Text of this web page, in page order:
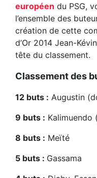
européen du PSG,
l’ensemble des
création de cette
d’Or 2014 Jean-
tête du classement.
Classement des
12 buts : Augustin
9 buts : Kalimuendo
8 buts : Meïté
5 buts : Gassama